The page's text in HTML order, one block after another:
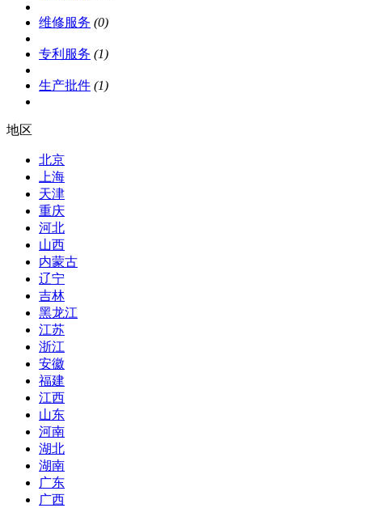
维修服务 (0)
专利服务 (1)
生产批件 (1)
地区
北京
上海
天津
重庆
河北
山西
内蒙古
辽宁
吉林
黑龙江
江苏
浙江
安徽
福建
江西
山东
河南
湖北
湖南
广东
广西